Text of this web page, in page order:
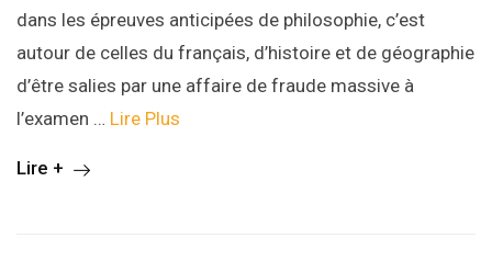
dans les épreuves anticipées de philosophie, c’est
autour de celles du français, d’histoire et de géographie
d’être salies par une affaire de fraude massive à
l’examen … Lire Plus
Lire +